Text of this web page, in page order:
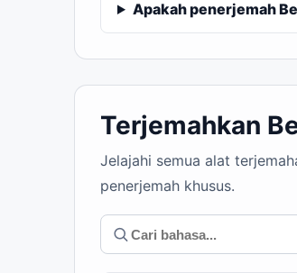
Apakah penerjemah
Terjemahkan
Jelajahi semua alat
penerjemah khusus.